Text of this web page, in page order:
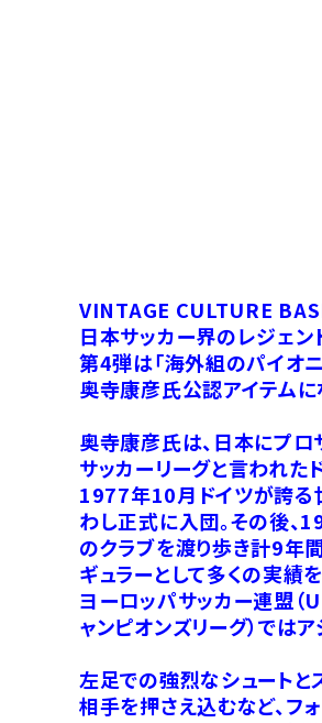
VINTAGE CULTURE
日本サッカー界のレジェ
第4弾は「海外組のパイオニ
奥寺康彦氏公認アイテムに
奥寺康彦氏は、日本にプ
サッカーリーグと言われた
1977年10月ドイツが誇る
わし正式に入団。その後
のクラブを渡り歩き計9年
ギュラーとして多くの実績
ヨーロッパサッカー連盟（
ャンピオンズリーグ）では
左足での強烈なシュートと
相手を押さえ込むなど、フ